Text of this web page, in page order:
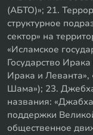
(АБТО)»; 21.
структурное
сектор» на
«Исламское
Государство
Ирака и Леванта»,
Шама»); 23.
названия:
поддержки
общественное